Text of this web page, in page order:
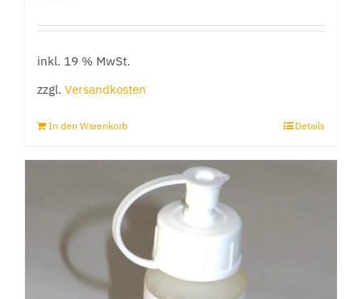
inkl. 19 % MwSt.
zzgl. Versandkosten
In den Warenkorb Details